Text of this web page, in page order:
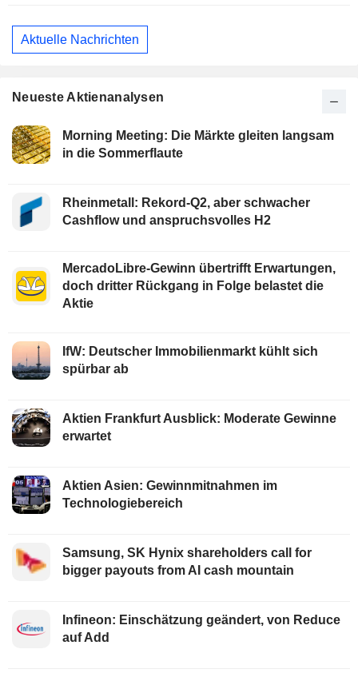
Aktuelle Nachrichten
Neueste Aktienanalysen
Morning Meeting: Die Märkte gleiten langsam
in die Sommerflaute
Rheinmetall: Rekord-Q2, aber schwacher
Cashflow und anspruchsvolles H2
MercadoLibre-Gewinn übertrifft Erwartungen,
doch dritter Rückgang in Folge belastet die
Aktie
IfW: Deutscher Immobilienmarkt kühlt sich
spürbar ab
Aktien Frankfurt Ausblick: Moderate Gewinne
erwartet
Aktien Asien: Gewinnmitnahmen im
Technologiebereich
Samsung, SK Hynix shareholders call for
bigger payouts from AI cash mountain
Infineon: Einschätzung geändert, von Reduce
auf Add